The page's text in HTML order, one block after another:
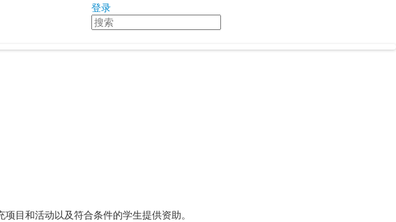
登录
搜
索
目和活动以及符合条件的学生提供资助。